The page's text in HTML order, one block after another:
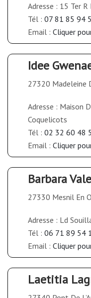
Adresse : 15 Ter
Tél : 07 81 85 94
Email : Cliquer
Idee
27320 Madeleine
Adresse : Maison
Coquelicots
Tél : 02 32 60 48
Email : Cliquer
Barbara
27330 Mesnil En
Adresse : Ld
Tél : 06 71 89 54
Email : Cliquer
Laetitia